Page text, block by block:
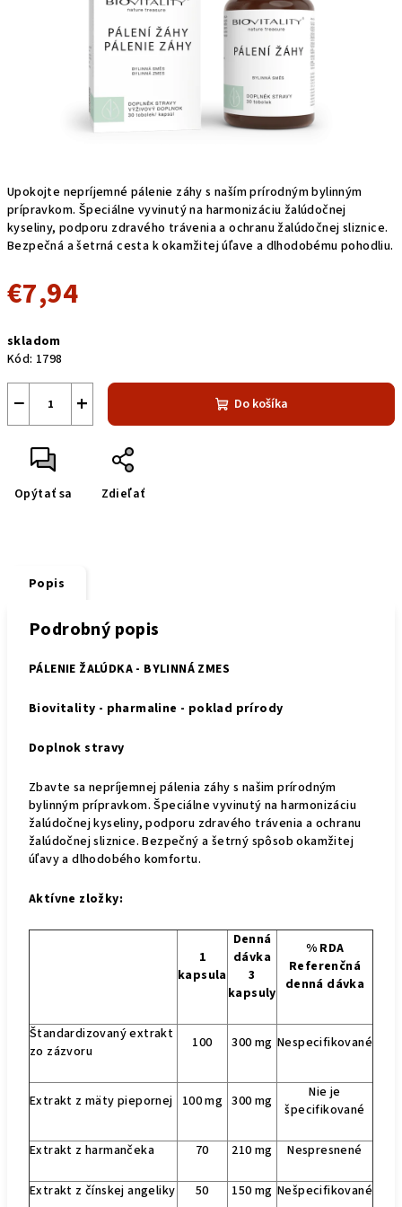
Upokojte nepríjemné pálenie záhy s naším prírodným bylinným
prípravkom. Špeciálne vyvinutý na harmonizáciu žalúdočnej
kyseliny, podporu zdravého trávenia a ochranu žalúdočnej sliznice.
Bezpečná a šetrná cesta k okamžitej úľave a dlhodobému pohodliu.
€7,94
cena:
skladom
Kód: 1798
+
− Do košíka
Opýtať sa Zdieľať
Popis
Podrobný popis
PÁLENIE ŽALÚDKA - BYLINNÁ ZMES
Biovitality - pharmaline - poklad prírody
Doplnok stravy
Zbavte sa nepríjemnej pálenia záhy s našim prírodným
bylinným prípravkom. Špeciálne vyvinutý na harmonizáciu
žalúdočnej kyseliny, podporu zdravého trávenia a ochranu
žalúdočnej sliznice. Bezpečný a šetrný spôsob okamžitej
úľavy a dlhodobého komfortu.
Aktívne zložky:
1
kapsula
Denná
dávka
3
kapsuly
% RDA
Referenčná
denná dávka
Štandardizovaný extrakt
zo zázvoru
100 300 mg Nespecifikované
Extrakt z mäty piepornej 100 mg 300 mg
Nie je
špecifikované
Extrakt z harmančeka 70 210 mg Nespresnené
Extrakt z čínskej angeliky 50 150 mg Nešpecifikované